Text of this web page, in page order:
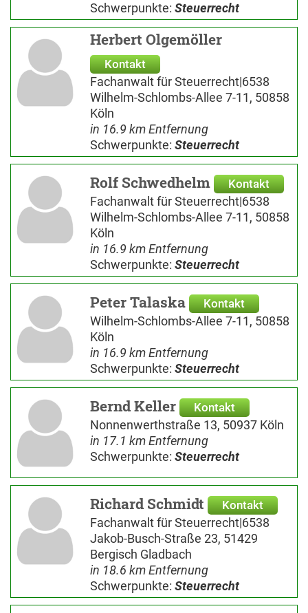
Schwerpunkte: Steuerrecht
Herbert Olgemöller
Kontakt
Fachanwalt für Steuerrecht|6538
Wilhelm-Schlombs-Allee 7-11, 50858
Köln
in 16.9 km Entfernung
Schwerpunkte: Steuerrecht
Rolf Schwedhelm Kontakt
Fachanwalt für Steuerrecht|6538
Wilhelm-Schlombs-Allee 7-11, 50858
Köln
in 16.9 km Entfernung
Schwerpunkte: Steuerrecht
Peter Talaska Kontakt
Wilhelm-Schlombs-Allee 7-11, 50858
Köln
in 16.9 km Entfernung
Schwerpunkte: Steuerrecht
Bernd Keller Kontakt
Nonnenwerthstraße 13, 50937 Köln
in 17.1 km Entfernung
Schwerpunkte: Steuerrecht
Richard Schmidt Kontakt
Fachanwalt für Steuerrecht|6538
Jakob-Busch-Straße 23, 51429
Bergisch Gladbach
in 18.6 km Entfernung
Schwerpunkte: Steuerrecht